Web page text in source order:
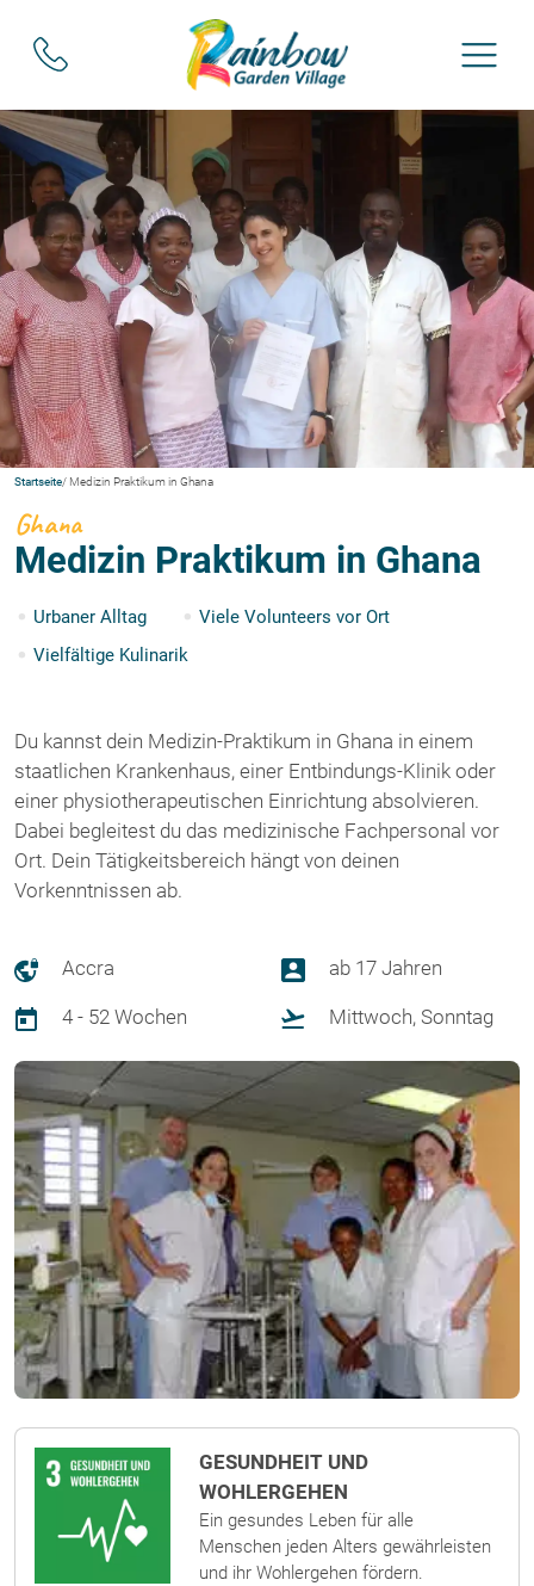
Startseite/ Medizin Praktikum in Ghana
Ghana
Medizin Praktikum in Ghana
Urbaner Alltag
Viele Volunteers vor Ort
Vielfältige Kulinarik
Du kannst dein Medizin-Praktikum in Ghana in einem
staatlichen Krankenhaus, einer Entbindungs-Klinik oder
einer physiotherapeutischen Einrichtung absolvieren.
Dabei begleitest du das medizinische Fachpersonal vor
Ort. Dein Tätigkeitsbereich hängt von deinen
Vorkenntnissen ab.
Accra ab 17 Jahren
4 - 52 Wochen Mittwoch, Sonntag
GESUNDHEIT UND
WOHLERGEHEN
Ein gesundes Leben für alle
Menschen jeden Alters gewährleisten
und ihr Wohlergehen fördern.